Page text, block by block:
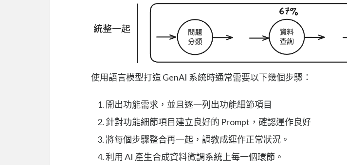
使用語言模型打造 GenAI 系統時通常需要以下幾個步驟：
開出功能需求，並且逐一列出功能細節項目
針對功能細節項目建立良好的 Prompt，確認運作良好
將每個步驟整合再一起，調教成運作正常狀況。
利用 AI 產生合成資料微調系統上每一個環節。